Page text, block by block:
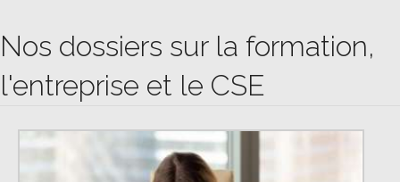
Nos dossiers sur la formation,
l'entreprise et le CSE